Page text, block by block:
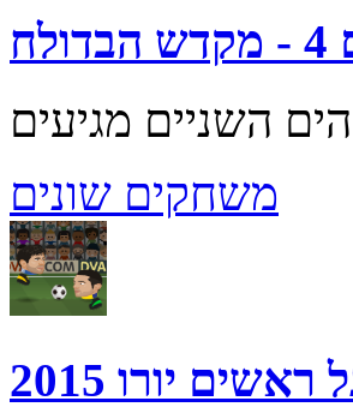
משחקים שונים
ראשים יורו 2015